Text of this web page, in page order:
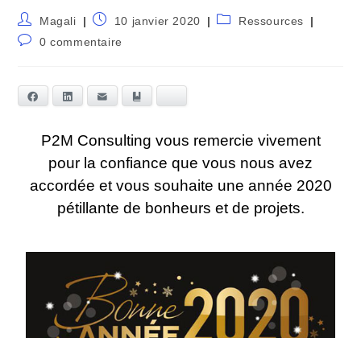
Magali 10 janvier 2020
Ressources
0 commentaire
Facebook LinkedIn E-mail
P2M Consulting vous remercie vivement
pour la confiance que vous nous avez
accordée et vous souhaite une année 2020
pétillante de bonheurs et de projets.